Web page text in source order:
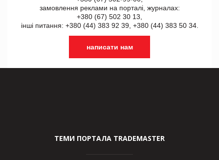
замовлення реклами на порталі, журналах:
+380 (67) 502 30 13,
інші питання: +380 (44) 383 92 39, +380 (44) 383 50 34.
написати нам
ТЕМИ ПОРТАЛА TRADEMASTER